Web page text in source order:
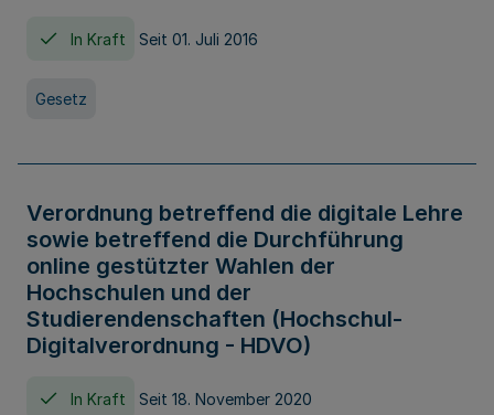
In Kraft Seit 01. Juli 2016
Gesetz
Verordnung betreffend die digitale Lehre
sowie betreffend die Durchführung
online gestützter Wahlen der
Hochschulen und der
Studierendenschaften (Hochschul-
Digitalverordnung - HDVO)
In Kraft Seit 18. November 2020